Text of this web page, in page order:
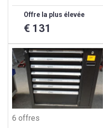
Offre la plus élevée
€ 131
6 offres